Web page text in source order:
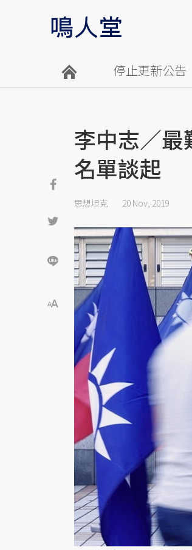
停止更新公告
李中志／
名單談起
思想坦克 20 Nov, 2019